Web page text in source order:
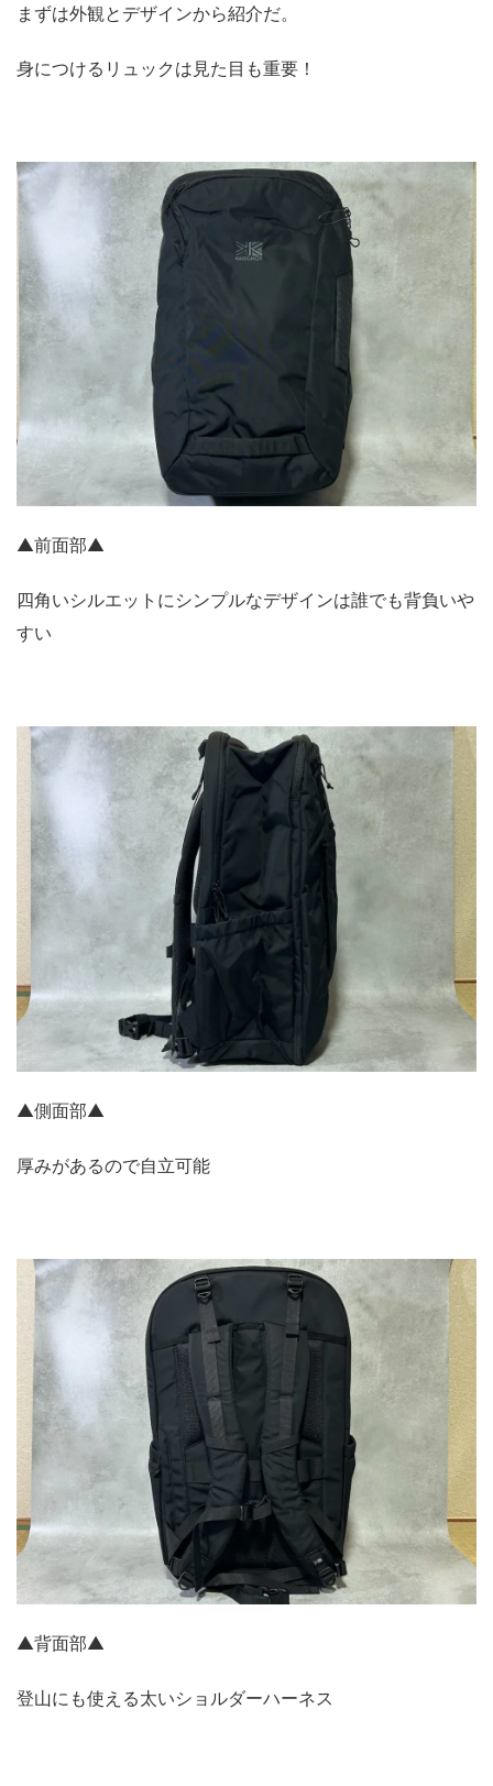
まずは外観とデザインから紹介だ。
身につけるリュックは見た目も重要！
▲前面部▲
四角いシルエットにシンプルなデザインは誰でも背負いや
すい
▲側面部▲
厚みがあるので自立可能
▲背面部▲
登山にも使える太いショルダーハーネス